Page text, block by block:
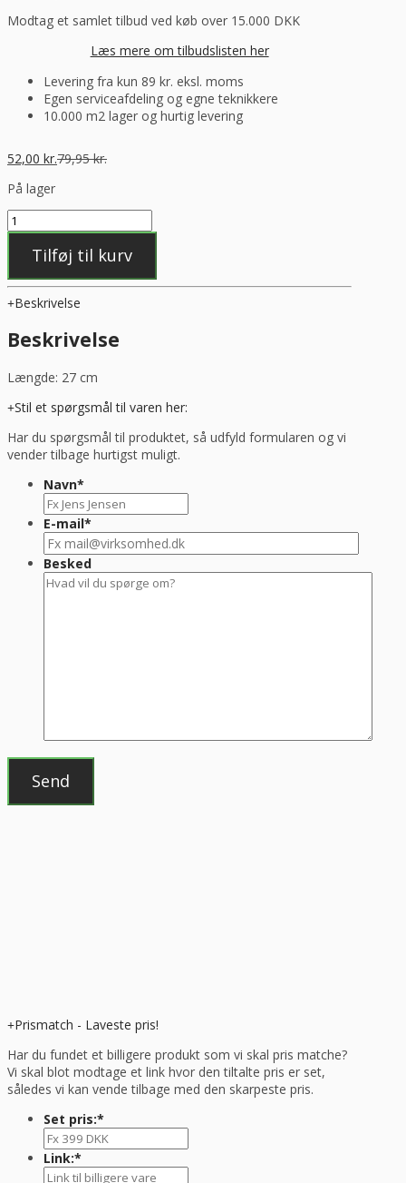
52,00 kr.79,95kr.
På lager
Universaltang
27cm,
HendiTilføj til kurv
Beskrivelse
Beskrivelse
Længde: 27 cm
Stil et spørgsmål til varen her:
Har du spørgsmål til produktet, så udfyld formularen og vi
vender tilbage hurtigst muligt.
Navn*
E-mail*
Besked
Prismatch - Laveste pris!
Har du fundet et billigere produkt som vi skal pris matche?
Vi skal blot modtage et link hvor den tiltalte pris er set,
således vi kan vende tilbage med den skarpeste pris.
Set pris:*
Link:*
Modtag et samlet tilbud ved køb over 15.000 DKK
Læs mere om tilbudslisten her
Levering fra kun 89 kr. eksl. moms
Egen serviceafdeling og egne teknikkere
10.000 m2 lager og hurtig levering